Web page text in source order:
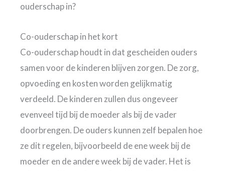
ouderschap in?
Co-ouderschap in het kort
Co-ouderschap houdt in dat gescheiden ouders
samen voor de kinderen blijven zorgen. De zorg,
opvoeding en kosten worden gelijkmatig
verdeeld. De kinderen zullen dus ongeveer
evenveel tijd bij de moeder als bij de vader
doorbrengen. De ouders kunnen zelf bepalen hoe
ze dit regelen, bijvoorbeeld de ene week bij de
moeder en de andere week bij de vader. Het is